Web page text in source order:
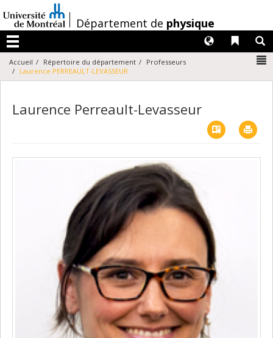
au
contenu
/Département de physique
Menu
Liens
Langues
Accueil Répertoire du département
Professeurs
Laurence PERREAULT-LEVASSEUR
Laurence Perreault-Levasseur
Vcard